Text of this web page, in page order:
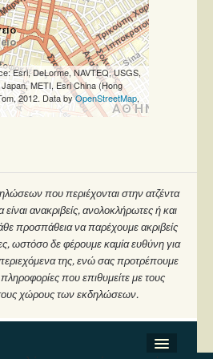
Esri, DeLorme, NAVTEQ, USGS,
METI, Esri China (Hong
2012. Data byOpenStreetMap,
που περιέχονται στην ατζέντα
ανακριβείς, ανολοκλήρωτες ή και
προσπάθεια να παρέχουμε ακριβείς
ωστόσο δε φέρουμε καμία ευθύνη για
της, ενώ σας προτρέπουμε
που επιθυμείτε με τους
χώρους των εκδηλώσεων.